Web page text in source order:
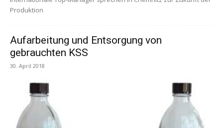
Produktion
Aufarbeitung und Entsorgung von
gebrauchten KSS
30. April 2018